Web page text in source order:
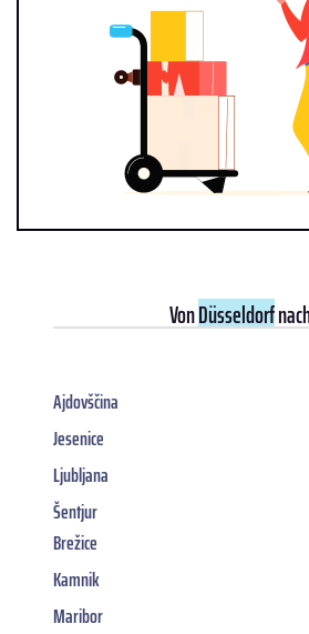
VonDüsseldorf
Ajdovščina
Jesenice
Ljubljana
Šentjur
Brežice
Kamnik
Maribor